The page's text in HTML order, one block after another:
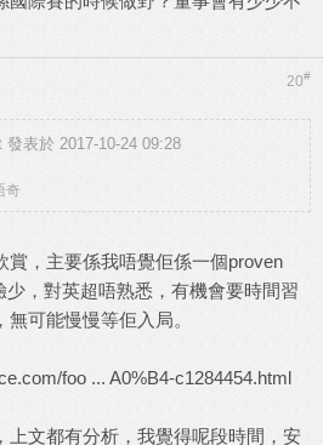
20#
表於 2017-10-24 09:28
奇
賞，主要係我唔覺佢係一個proven
少，對英超唔熟悉，有機會要時間習
可能慢慢等佢入局。
foo ... A0%B4-c1284454.html
上文都有分析，我覺得呢段時間，安